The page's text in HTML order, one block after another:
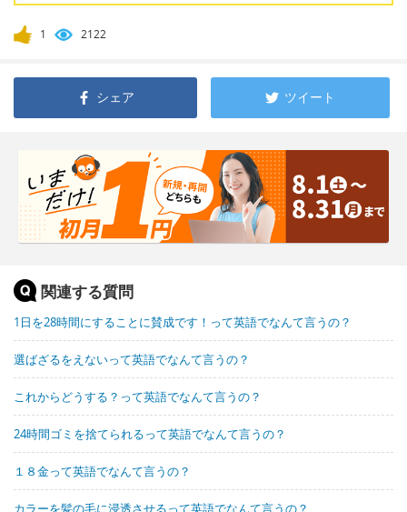
1 2122
シェア ツイート
関連する質問
1日を28時間にすることに賛成です！って英語でなんて言うの？
選ばざるをえないって英語でなんて言うの？
これからどうする？って英語でなんて言うの？
24時間ゴミを捨てられるって英語でなんて言うの？
１８金って英語でなんて言うの？
カラーを髪の毛に浸透させるって英語でなんて言うの？